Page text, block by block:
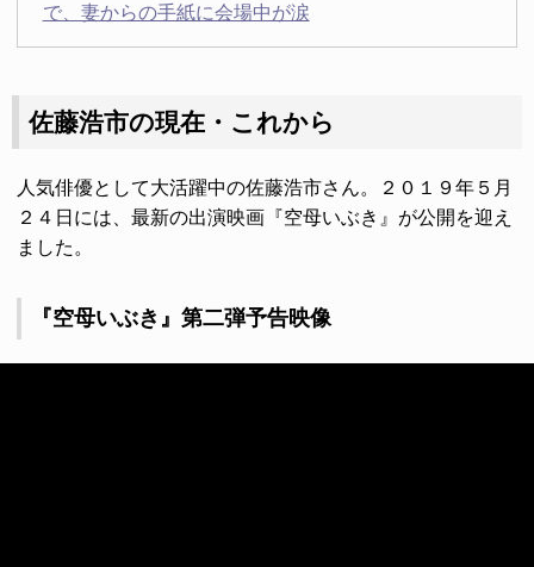
で、妻からの手紙に会場中が涙
佐藤浩市の現在・これから
人気俳優として大活躍中の佐藤浩市さん。２０１９年５月
２４日には、最新の出演映画『空母いぶき』が公開を迎え
ました。
『空母いぶき』第二弾予告映像